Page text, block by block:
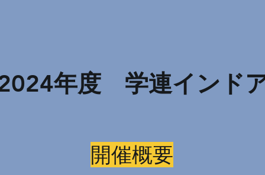
年度 学連インド
​開催概要